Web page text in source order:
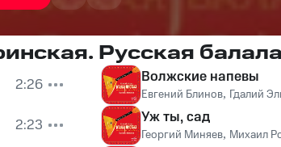
Русская
Ансамбль песни и пляски Российской Армии
2:26
п/у Евгения Мисаилова
2:23
Волжские напевы
Евгений Блинов, Гдалий
Уж ты, сад
Георгий Миняев, Михаил